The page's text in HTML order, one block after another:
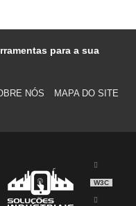
para a sua
NÓS MAPA DO SITE
W3C